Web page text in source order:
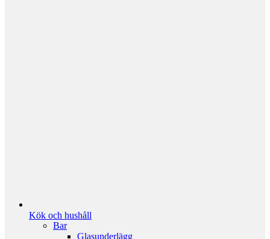
Kök och hushåll
Bar
Glasunderlägg